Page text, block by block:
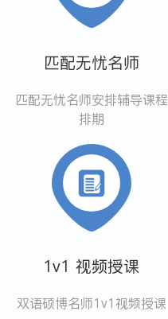
匹配无忧名师
匹配无忧名师安排辅导课程
排期
1v1 视频授课
双语硕博名师1v1视频授课